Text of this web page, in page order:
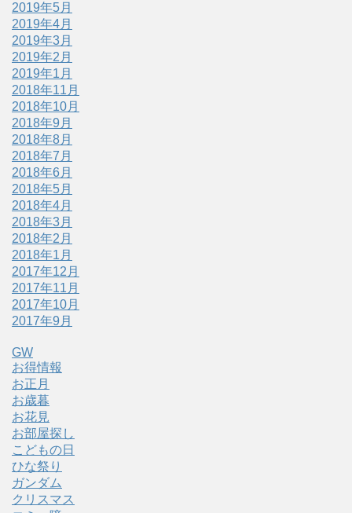
2019年5月
2019年4月
2019年3月
2019年2月
2019年1月
2018年11月
2018年10月
2018年9月
2018年8月
2018年7月
2018年6月
2018年5月
2018年4月
2018年3月
2018年2月
2018年1月
2017年12月
2017年11月
2017年10月
2017年9月
GW
お得情報
お正月
お歳暮
お花見
お部屋探し
こどもの日
ひな祭り
ガンダム
クリスマス